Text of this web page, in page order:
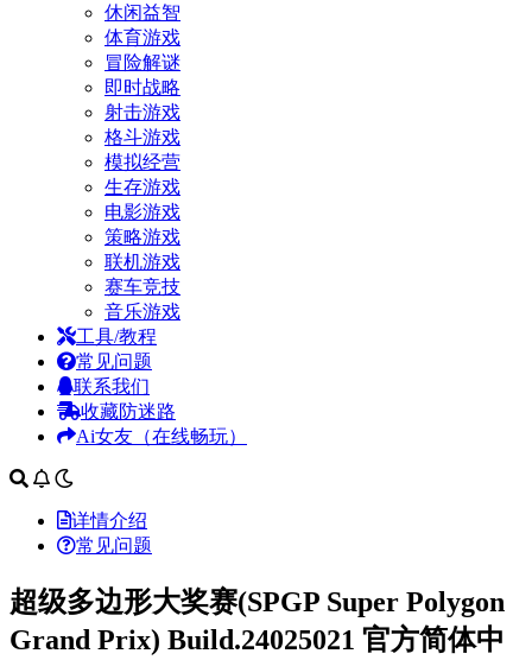
休闲益智
体育游戏
冒险解谜
即时战略
射击游戏
格斗游戏
模拟经营
生存游戏
电影游戏
策略游戏
联机游戏
赛车竞技
音乐游戏
工具/教程
常见问题
联系我们
收藏防迷路
Ai女友（在线畅玩）
详情介绍
常见问题
超级多边形大奖赛(SPGP Super Polygon
Grand Prix) Build.24025021 官方简体中